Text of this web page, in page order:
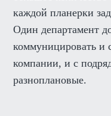
каждой планерки
Один департамент
коммуницировать и
компании, и с
разноплановые.